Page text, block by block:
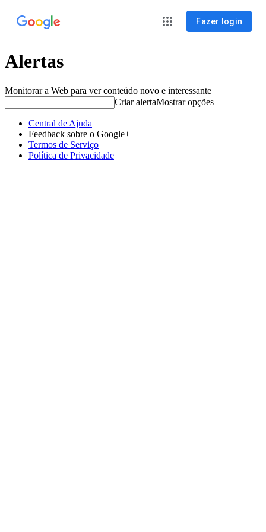
Fazer login
Alertas
Monitorar a Web para ver conteúdo novo e interessante
Criar alertaMostrar opções
Central de Ajuda
Feedback sobre o Google+
Termos de Serviço
Política de Privacidade